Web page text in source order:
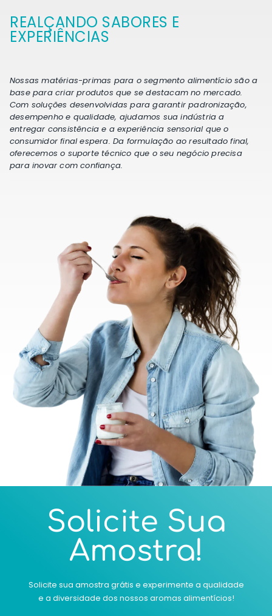
REALÇANDO SABORES E
EXPERIÊNCIAS
Nossas matérias-primas para o segmento alimentício são a
base para criar produtos que se destacam no mercado.
Com soluções desenvolvidas para garantir padronização,
desempenho e qualidade, ajudamos sua indústria a
entregar consistência e a experiência sensorial que o
consumidor final espera. Da formulação ao resultado final,
oferecemos o suporte técnico que o seu negócio precisa
para inovar com confiança.
Solicite Sua
Amostra!
Solicite sua amostra grátis e experimente a qualidade
e a diversidade dos nossos aromas alimentícios!